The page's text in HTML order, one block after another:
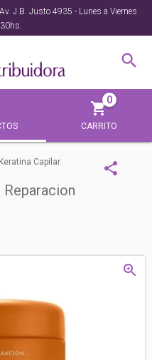
J.B. Justo 4935 - Lunes a Viernes
CARRITO
0
Capilar